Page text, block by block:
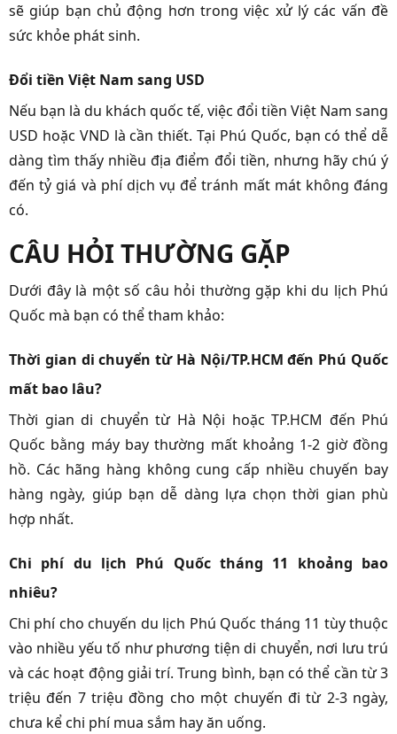
sẽ giúp bạn chủ động hơn trong việc xử lý các vấn đề
sức khỏe phát sinh.
Đổi tiền Việt Nam sang USD
Nếu bạn là du khách quốc tế, việc đổi tiền Việt Nam sang
USD hoặc VND là cần thiết. Tại Phú Quốc, bạn có thể dễ
dàng tìm thấy nhiều địa điểm đổi tiền, nhưng hãy chú ý
đến tỷ giá và phí dịch vụ để tránh mất mát không đáng
có.
CÂU HỎI THƯỜNG GẶP
Dưới đây là một số câu hỏi thường gặp khi du lịch Phú
Quốc mà bạn có thể tham khảo:
Thời gian di chuyển từ Hà Nội/TP.HCM đến Phú Quốc
mất bao lâu?
Thời gian di chuyển từ Hà Nội hoặc TP.HCM đến Phú
Quốc bằng máy bay thường mất khoảng 1-2 giờ đồng
hồ. Các hãng hàng không cung cấp nhiều chuyến bay
hàng ngày, giúp bạn dễ dàng lựa chọn thời gian phù
hợp nhất.
Chi phí du lịch Phú Quốc tháng 11 khoảng bao
nhiêu?
Chi phí cho chuyến du lịch Phú Quốc tháng 11 tùy thuộc
vào nhiều yếu tố như phương tiện di chuyển, nơi lưu trú
và các hoạt động giải trí. Trung bình, bạn có thể cần từ 3
triệu đến 7 triệu đồng cho một chuyến đi từ 2-3 ngày,
chưa kể chi phí mua sắm hay ăn uống.